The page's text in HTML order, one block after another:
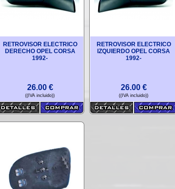
RETROVISOR ELECTRICO
DERECHO OPEL CORSA
1992-
26.00€
((IVA incluido))
RETROVISOR ELECTRICO
IZQUIERDO OPEL CORSA
1992-
26.00€
((IVA incluido))